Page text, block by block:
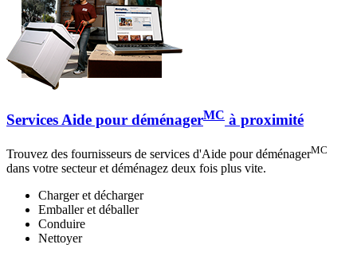
Services Aide pour déménagerMC à proximité
Trouvez des fournisseurs de services d'Aide pour déménagerMC
dans votre secteur et déménagez deux fois plus vite.
Charger et décharger
Emballer et déballer
Conduire
Nettoyer